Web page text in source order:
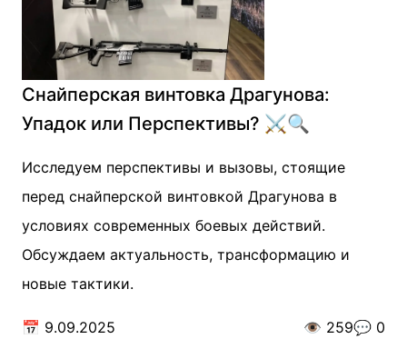
Снайперская винтовка Драгунова:
Упадок или Перспективы? ⚔️🔍
Исследуем перспективы и вызовы, стоящие
перед снайперской винтовкой Драгунова в
условиях современных боевых действий.
Обсуждаем актуальность, трансформацию и
новые тактики.
📅 9.09.2025 👁️ 259💬 0